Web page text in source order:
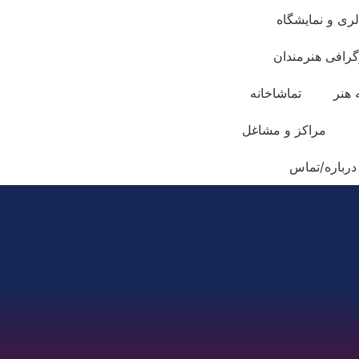
و نمایشگاه
هنرمندان
هنر تماشاخانه
مراکز و مشاغل
درباره/تماس